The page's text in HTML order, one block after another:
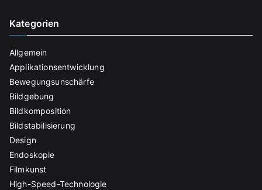
Kategorien
Allgemein
Applikationsentwicklung
Bewegungsunschärfe
Bildgebung
Bildkomposition
Bildstabilisierung
Design
Endoskopie
Filmkunst
High-Speed-Technologie